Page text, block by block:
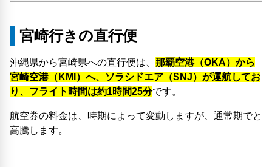
宮崎行きの直行便
沖縄県から宮崎県への直行便は、 那覇空港（OKA）から
宮崎空港（KMI）へ、ソラシドエア（SNJ）が運航してお
り、フライト時間は約1時間25分です。
航空券の料金は、時期によって変動しますが、通常期でと
高騰します。